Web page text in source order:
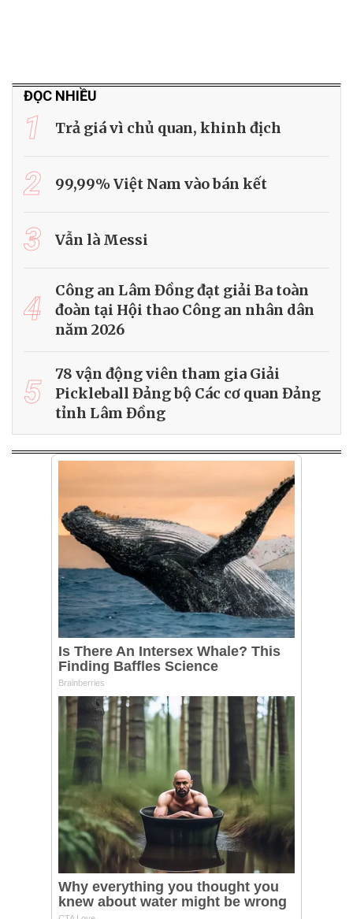
ĐỌC NHIỀU
1 Trả giá vì chủ quan, khinh địch
2 99,99% Việt Nam vào bán kết
3 Vẫn là Messi
4
Công an Lâm Đồng đạt giải Ba toàn
đoàn tại Hội thao Công an nhân dân
năm 2026
5
78 vận động viên tham gia Giải
Pickleball Đảng bộ Các cơ quan Đảng
tỉnh Lâm Đồng